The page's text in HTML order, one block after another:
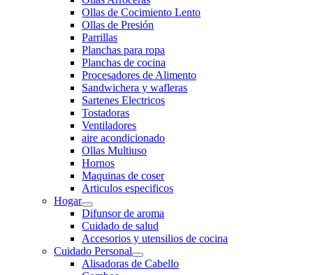
Ollas de Cocimiento Lento
Ollas de Presión
Parrillas
Planchas para ropa
Planchas de cocina
Procesadores de Alimento
Sandwichera y wafleras
Sartenes Electricos
Tostadoras
Ventiladores
aire acondicionado
Ollas Multiuso
Hornos
Maquinas de coser
Articulos especificos
Hogar
Difunsor de aroma
Cuidado de salud
Accesorios y utensilios de cocina
Cuidado Personal
Alisadoras de Cabello